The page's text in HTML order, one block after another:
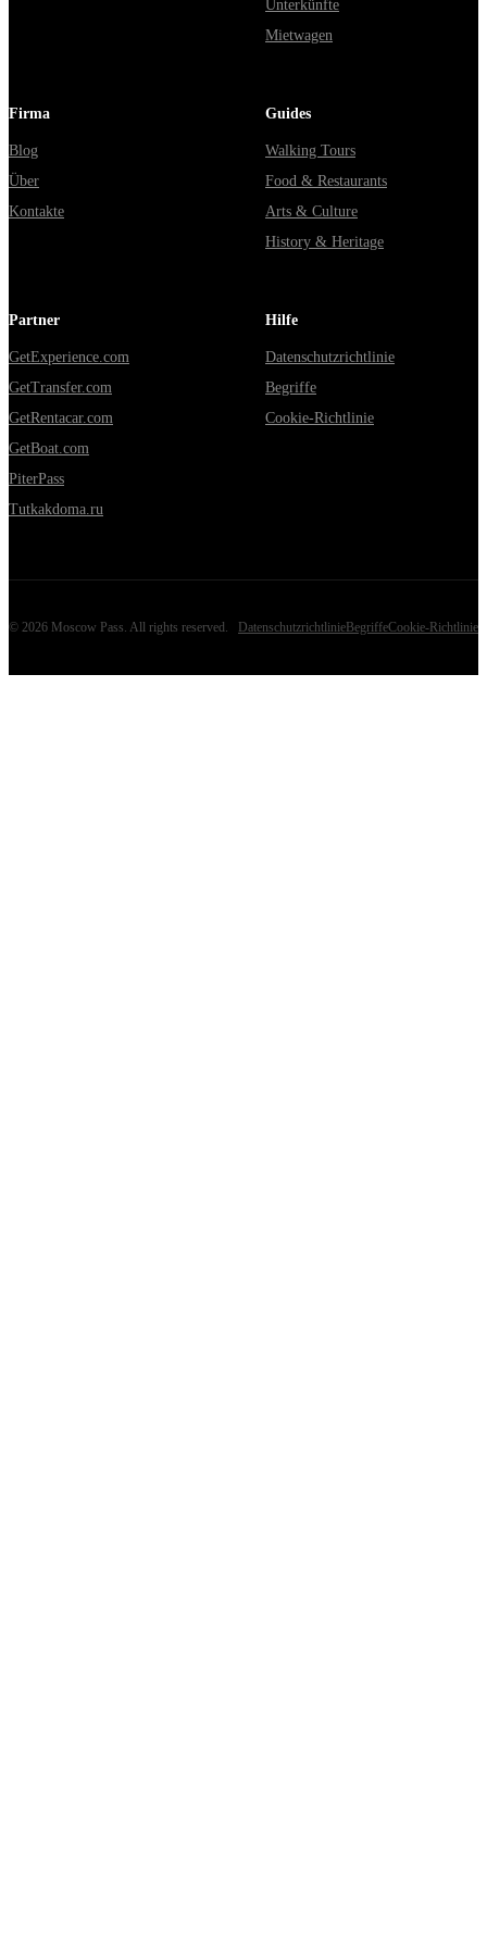
Unterkünfte
Mietwagen
Firma
Blog
Über
Kontakte
Guides
Walking Tours
Food & Restaurants
Arts & Culture
History & Heritage
Partner
GetExperience.com
GetTransfer.com
GetRentacar.com
GetBoat.com
PiterPass
Tutkakdoma.ru
Hilfe
Datenschutzrichtlinie
Begriffe
Cookie-Richtlinie
© 2026 Moscow Pass. All rights reserved. DatenschutzrichtlinieBegriffeCookie-Richtlinie